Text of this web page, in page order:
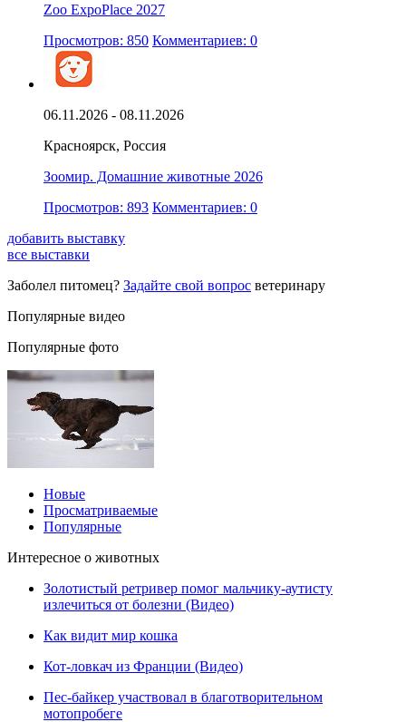
Zoo ExpoPlace 2027
Просмотров: 850 Комментариев: 0
06.11.2026 - 08.11.2026
Красноярск, Россия
Зоомир. Домашние животные 2026
Просмотров: 893 Комментариев: 0
добавить выставку
все выставки
Заболел питомец? Задайте свой вопрос ветеринару
Популярные видео
Популярные фото
Новые
Просматриваемые
Популярные
Интересное о животных
Золотистый ретривер помог мальчику-аутисту
излечиться от болезни (Видео)
Как видит мир кошка
Кот-ловкач из Франции (Видео)
Пес-байкер участвовал в благотворительном
мотопробеге